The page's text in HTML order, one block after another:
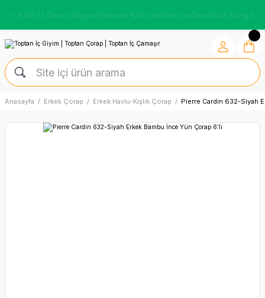
Anasayfa Erkek Çorap Erkek Havlu-Kışlık Çorap Pierre Cardin 632-Siyah